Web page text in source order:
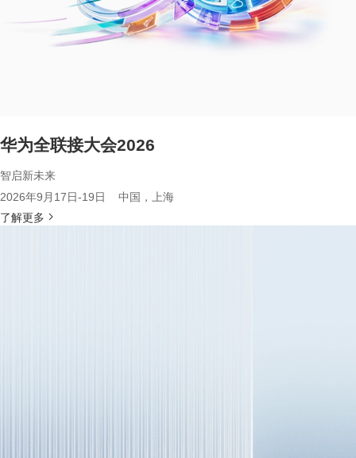
华为全联接大会2026
智启新未来
2026年9月17日-19日 中国，上海
了解更多